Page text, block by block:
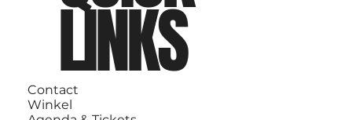
LINKS
Contact
Winkel